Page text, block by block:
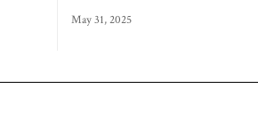
May 31, 2025